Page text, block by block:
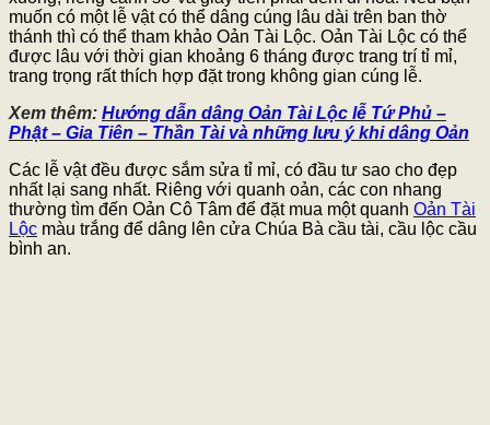
muốn có một lễ vật có thể dâng cúng lâu dài trên ban thờ
thánh thì có thể tham khảo Oản Tài Lộc. Oản Tài Lộc có thể
được lâu với thời gian khoảng 6 tháng được trang trí tỉ mỉ,
trang trọng rất thích hợp đặt trong không gian cúng lễ.
Xem thêm: Hướng dẫn dâng Oản Tài Lộc lễ Tứ Phủ –
Phật – Gia Tiên – Thần Tài và những lưu ý khi dâng Oản
Các lễ vật đều được sắm sửa tỉ mỉ, có đầu tư sao cho đẹp
nhất lại sang nhất. Riêng với quanh oản, các con nhang
thường tìm đến Oản Cô Tâm để đặt mua một quanh Oản Tài
Lộc màu trắng để dâng lên cửa Chúa Bà cầu tài, cầu lộc cầu
bình an.